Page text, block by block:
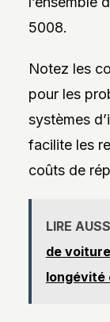
5008.
Notez les
pour les
systèmes
facilite les
coûts de
LIRE
de
longévité